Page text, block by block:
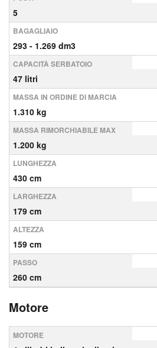
5
BAGAGLIAIO
293 - 1.269 dm3
CAPACITÀ SERBATOIO
47 litri
MASSA IN ORDINE DI MARCIA
1.310 kg
MASSA RIMORCHIABILE MAX
1.200 kg
LUNGHEZZA
430 cm
LARGHEZZA
179 cm
ALTEZZA
159 cm
PASSO
260 cm
Motore
MOTORE